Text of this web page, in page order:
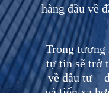
hàng đầu về
Trong
tự tin sẽ trở
về đầu tư –